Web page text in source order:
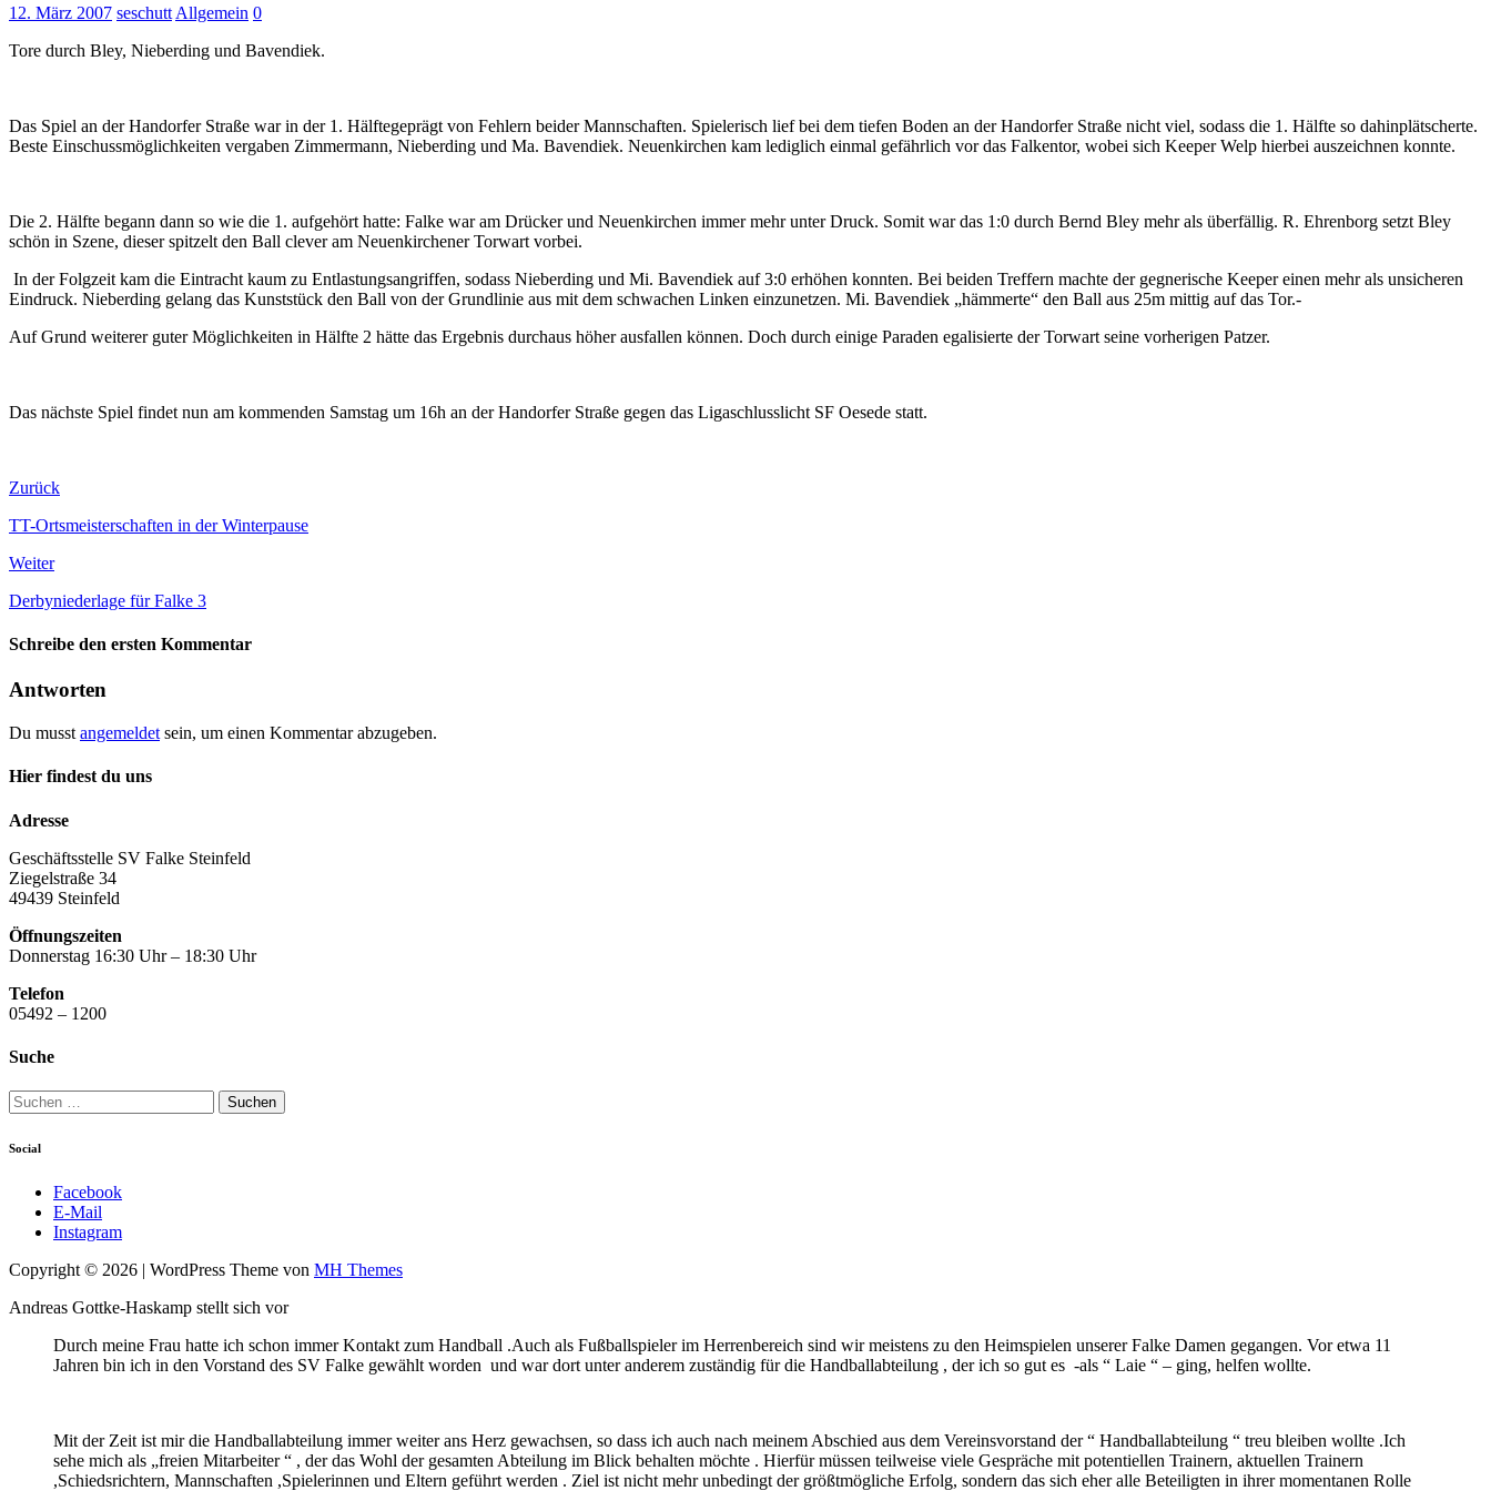
12. März 2007 seschutt Allgemein 0
Tore durch Bley, Nieberding und Bavendiek.
Das Spiel an der Handorfer Straße war in der 1. Hälftegeprägt von Fehlern beider Mannschaften. Spielerisch lief bei dem tiefen Boden an der Handorfer Straße nicht viel, sodass die 1. Hälfte so dahinplätscherte.
Beste Einschussmöglichkeiten vergaben Zimmermann, Nieberding und Ma. Bavendiek. Neuenkirchen kam lediglich einmal gefährlich vor das Falkentor, wobei sich Keeper Welp hierbei auszeichnen konnte.
Die 2. Hälfte begann dann so wie die 1. aufgehört hatte: Falke war am Drücker und Neuenkirchen immer mehr unter Druck. Somit war das 1:0 durch Bernd Bley mehr als überfällig. R. Ehrenborg setzt Bley
schön in Szene, dieser spitzelt den Ball clever am Neuenkirchener Torwart vorbei.
In der Folgzeit kam die Eintracht kaum zu Entlastungsangriffen, sodass Nieberding und Mi. Bavendiek auf 3:0 erhöhen konnten. Bei beiden Treffern machte der gegnerische Keeper einen mehr als unsicheren
Eindruck. Nieberding gelang das Kunststück den Ball von der Grundlinie aus mit dem schwachen Linken einzunetzen. Mi. Bavendiek „hämmerte“ den Ball aus 25m mittig auf das Tor.-
Auf Grund weiterer guter Möglichkeiten in Hälfte 2 hätte das Ergebnis durchaus höher ausfallen können. Doch durch einige Paraden egalisierte der Torwart seine vorherigen Patzer.
Das nächste Spiel findet nun am kommenden Samstag um 16h an der Handorfer Straße gegen das Ligaschlusslicht SF Oesede statt.
Zurück
TT-Ortsmeisterschaften in der Winterpause
Weiter
Derbyniederlage für Falke 3
Schreibe den ersten Kommentar
Antworten
Du musst angemeldet sein, um einen Kommentar abzugeben.
Hier findest du uns
Adresse
Geschäftsstelle SV Falke Steinfeld
Ziegelstraße 34
49439 Steinfeld
Öffnungszeiten
Donnerstag 16:30 Uhr – 18:30 Uhr
Telefon
05492 – 1200
Suche
Suchen
nach:
Social
Facebook
E-Mail
Instagram
Copyright © 2026 | WordPress Theme von MH Themes
Andreas Gottke-Haskamp stellt sich vor
Durch meine Frau hatte ich schon immer Kontakt zum Handball .Auch als Fußballspieler im Herrenbereich sind wir meistens zu den Heimspielen unserer Falke Damen gegangen. Vor etwa 11
Jahren bin ich in den Vorstand des SV Falke gewählt worden und war dort unter anderem zuständig für die Handballabteilung , der ich so gut es -als “ Laie “ – ging, helfen wollte.
Mit der Zeit ist mir die Handballabteilung immer weiter ans Herz gewachsen, so dass ich auch nach meinem Abschied aus dem Vereinsvorstand der “ Handballabteilung “ treu bleiben wollte .Ich
sehe mich als „freien Mitarbeiter “ , der das Wohl der gesamten Abteilung im Blick behalten möchte . Hierfür müssen teilweise viele Gespräche mit potentiellen Trainern, aktuellen Trainern
,Schiedsrichtern, Mannschaften ,Spielerinnen und Eltern geführt werden . Ziel ist nicht mehr unbedingt der größtmögliche Erfolg, sondern das sich eher alle Beteiligten in ihrer momentanen Rolle